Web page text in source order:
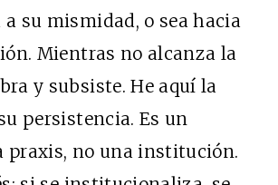
a su mismidad, o sea hacia
Mientras no alcanza la
y subsiste. He aquí la
persistencia. Es un
praxis, no una institución.